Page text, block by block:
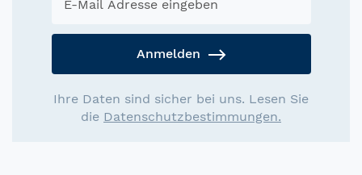
Anmelden
Ihre Daten sind sicher bei uns. Lesen Sie
die Datenschutzbestimmungen.